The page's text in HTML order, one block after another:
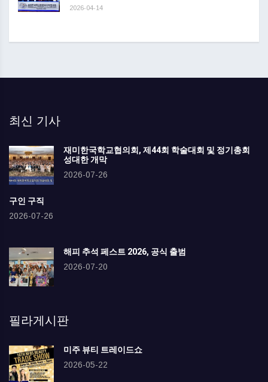
2026-04-14
최신 기사
재미한국학교협의회, 제44회 학술대회 및 정기총회
성대한 개막
2026-07-26
구인 구직
2026-07-26
해피 추석 페스트 2026, 공식 출범
2026-07-20
필라게시판
미주 뷰티 트레이드쇼
2026-05-22